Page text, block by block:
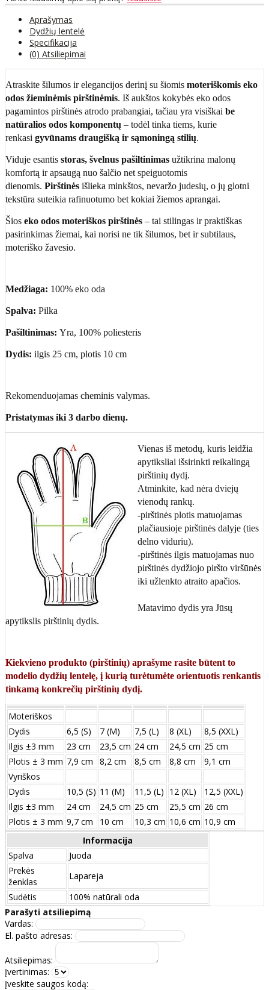
Aprašymas
Dydžių lentelė
Specifikacija
(0) Atsiliepimai
Atraskite šilumos ir elegancijos derinį su šiomis moteriškomis eko
odos žieminėmis pirštinėmis. Iš aukštos kokybės eko odos
pagamintos pirštinės atrodo prabangiai, tačiau yra visiškai be
natūralios odos komponentų – todėl tinka tiems, kurie
renkasi gyvūnams draugišką ir sąmoningą stilių.
Viduje esantis storas, švelnus pašiltinimas užtikrina malonų
komfortą ir apsaugą nuo šalčio net speiguotomis
dienomis. Pirštinės išlieka minkštos, nevaržo judesių, o jų glotni
tekstūra suteikia rafinuotumo bet kokiai žiemos aprangai.
Šios eko odos moteriškos pirštinės – tai stilingas ir praktiškas
pasirinkimas žiemai, kai norisi ne tik šilumos, bet ir subtilaus,
moteriško žavesio.
Medžiaga: 100% eko oda
Spalva: Pilka
Pašiltinimas: Yra, 100% poliesteris
Dydis: ilgis 25 cm, plotis 10 cm
Rekomenduojamas cheminis valymas.
Pristatymas iki 3 darbo dienų.
Vienas iš metodų, kuris leidžia
apytiksliai išsirinkti reikalingą
pirštinių dydį.
Atminkite, kad nėra dviejų
vienodų rankų.
-pirštinės plotis matuojamas
plačiausioje pirštinės dalyje (ties
delno viduriu).
-pirštinės ilgis matuojamas nuo
pirštinės dydžiojo piršto viršūnės
iki užlenkto atraito apačios.
Matavimo dydis yra Jūsų
apytikslis pirštinių dydis.
Kiekvieno produkto (pirštinių) aprašyme rasite būtent to
modelio dydžių lentelę, į kurią turėtumėte orientuotis renkantis
tinkamą konkrečių pirštinių dydį.
Moteriškos
Dydis
6,5 (S) 7 (M) 7,5 (L) 8 (XL)
8,5 (XXL)
Ilgis ±3 mm
23 cm 23,5 cm 24 cm 24,5 cm 25 cm
Plotis ± 3 mm 7,9 cm 8,2 cm 8,5 cm 8,8 cm
9,1 cm
Vyriškos
Dydis
10,5 (S) 11 (M) 11,5 (L) 12 (XL)
12,5 (XXL)
Ilgis ±3 mm
24 сm 24,5 сm 25 сm 25,5 сm 26 сm
Plotis ± 3 mm 9,7 сm 10 сm 10,3 сm 10,6 сm 10,9 сm
Informacija
Spalva
Juoda
Prekės
ženklas
Lapareja
Sudėtis
100% natūrali oda
Parašyti atsiliepimą
Vardas:
El. pašto adresas:
Atsiliepimas:
Įvertinimas:
Įveskite saugos kodą: